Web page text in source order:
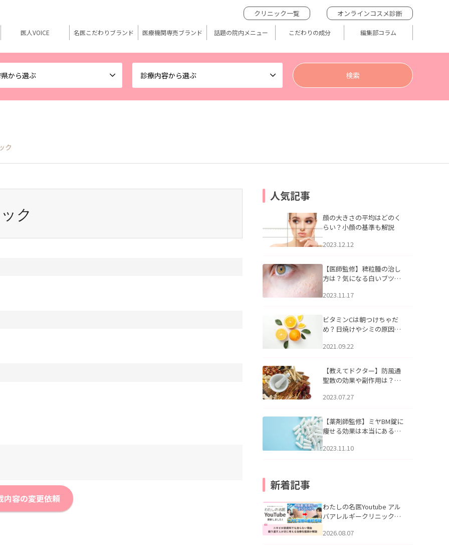
から選ぶ 診療内容から選ぶ
クリニック一覧 オンラインコスメ診断
医人VOICE 名医こだわりブランド 医療機関専売ブランド 話題の院内メニュー こだわりの成分 編集部コラム
ク
ク
内容の変更依頼
人気記事
顔の大きさの平均はどのく
らい？小顔の基準も解説
2023.12.12
【医師監修】稗粒腫の治し
方は？気になる白いブツブ
アについて
2023.11.17
ビタミンCは朝つけちゃだ
め？日焼けやシミの原因に
2021.09.22
【教えてドクター】防風通
聖散の効果や副作用は？長
2023.07.27
【薬剤師監修】ミヤBM錠に
痩せる効果は本当にある
2023.11.10
新着記事
わたしの名医Youtube アル
バアレルギークリニック札
らない理由｜繰り返す人が
2026.08.07